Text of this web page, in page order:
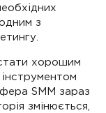
з
хорошим
SMM зараз
змінюється,